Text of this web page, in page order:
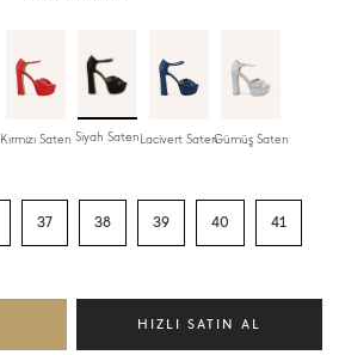
Kırmızı Saten Siyah SatenLacivert SatenGümüş Saten
37 38 39 40 41